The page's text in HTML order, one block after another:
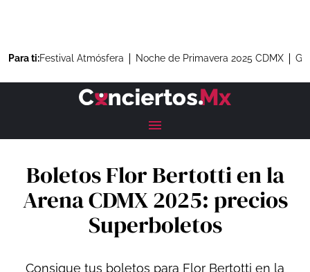
Para ti:Festival Atmósfera Noche de Primavera 2025 CDMX
Boletos Flor Bertotti en la
Arena CDMX 2025: precios
Superboletos
Consigue tus boletos para Flor Bertotti en la